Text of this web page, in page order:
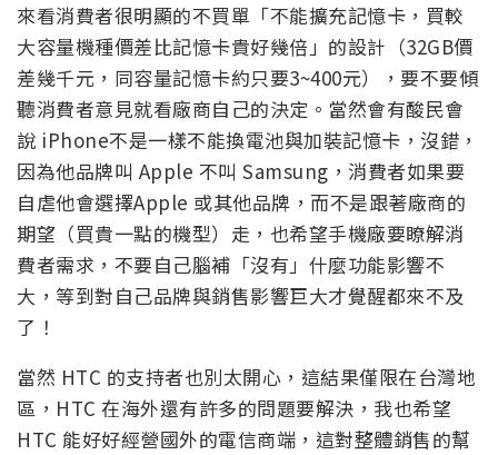
來看消費者很明顯的不買單「不能擴充記憶卡，買較
大容量機種價差比記憶卡貴好幾倍」的設計（32GB價
差幾千元，同容量記憶卡約只要3~400元），要不要傾
聽消費者意見就看廠商自己的決定。當然會有酸民會
說 iPhone不是一樣不能換電池與加裝記憶卡，沒錯，
因為他品牌叫 Apple 不叫 Samsung，消費者如果要
自虐他會選擇Apple 或其他品牌，而不是跟著廠商的
期望（買貴一點的機型）走，也希望手機廠要瞭解消
費者需求，不要自己腦補「沒有」什麼功能影響不
大，等到對自己品牌與銷售影響巨大才覺醒都來不及
了！
當然 HTC 的支持者也別太開心，這結果僅限在台灣地
區，HTC 在海外還有許多的問題要解決，我也希望
HTC 能好好經營國外的電信商端，這對整體銷售的幫